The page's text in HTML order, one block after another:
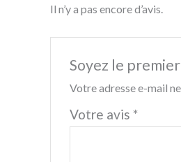
Il n’y a pas encore d’avis.
Soyez le
Votre adresse e-mail
Votre avis *